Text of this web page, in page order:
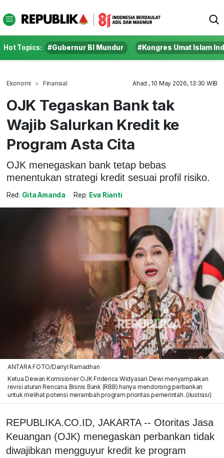
Hot Topics: #Gubernur BI Mundur #Kongres Umat Islam
Ekonomi Finansial Ahad , 10 May 2026, 13:30 WIB
OJK Tegaskan Bank tak
Wajib Salurkan Kredit ke
Program Asta Cita
OJK menegaskan bank tetap bebas
menentukan strategi kredit sesuai profil risiko.
Red: Gita Amanda Rep: Eva Rianti
ANTARA FOTO/Darryl Ramadhan
Ketua Dewan Komisioner OJK Friderica Widyasari Dewi menyampaikan
revisi aturan Rencana Bisnis Bank (RBB) hanya mendorong perbankan
untuk melihat potensi merambah program prioritas pemerintah. (ilustrasi)
REPUBLIKA.CO.ID, JAKARTA -- Otoritas Jasa
Keuangan (OJK) menegaskan perbankan tidak
diwajibkan mengguyur kredit ke program